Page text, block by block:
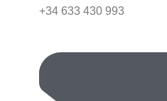
+34 633 430 993